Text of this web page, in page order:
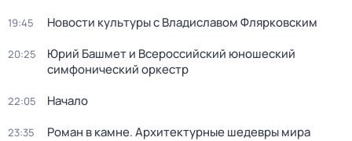
19:45 Новости культуры с Владиславом Флярковским
20:25
Юрий Башмет и Всероссийский юношеский
симфонический оркестр
22:05 Начало
23:35 Роман в камне. Архитектурные шедевры мира